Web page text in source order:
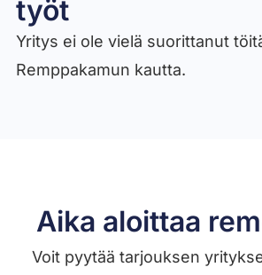
työt​
Yritys ei ole vielä suorittanut
Remppakamun kautta.
Aika aloittaa
Voit pyytää tarjouksen